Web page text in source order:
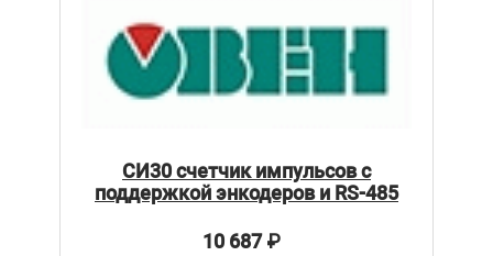
СИ30 счетчик импульсов с
поддержкой энкодеров и RS-485
10 687₽